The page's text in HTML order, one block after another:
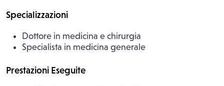
Specializzazioni
Dottore in medicina e chirurgia
Specialista in medicina generale
Prestazioni Eseguite